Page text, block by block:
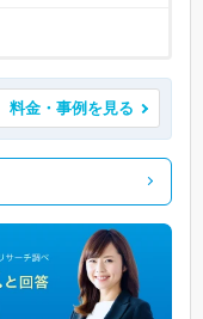
料金・事例を見る